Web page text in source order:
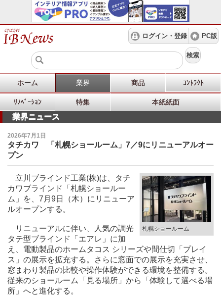
ログイン・登録 PC版
検索
ホーム 業界 商品 ｺﾝﾄﾗｸﾄ
ﾘﾉﾍﾞｰｼｮﾝ 特集 本紙紙面
業界ニュース
2026年7月1日
タチカワ 「札幌ショールーム」7／9にリニューアルオー
プン
札幌ショールーム
立川ブラインド工業(株)は、タチ
カワブラインド「札幌ショールー
ム」を、7月9日（木）にリニューア
ルオープンする。
リニューアルに伴い、人気の調光
タテ型ブラインド「エアレ」に加
え、電動製品のホームタコス シリーズや間仕切「プレイ
ス」の展示を拡充する。さらに窓面での展示を充実させ、
窓まわり製品の比較や操作体験ができる環境を整備する。
従来のショールーム「見る場所」から「体験して選べる場
所」へと進化する。